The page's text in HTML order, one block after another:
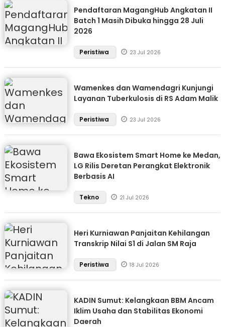
Pendaftaran MagangHub Angkatan II
Batch 1 Masih Dibuka hingga 28 Juli
2026
Peristiwa 23 Jul 2026
Wamenkes dan Wamendagri Kunjungi
Layanan Tuberkulosis di RS Adam Malik
Peristiwa 23 Jul 2026
Bawa Ekosistem Smart Home ke Medan,
LG Rilis Deretan Perangkat Elektronik
Berbasis AI
Tekno 21 Jul 2026
Heri Kurniawan Panjaitan Kehilangan
Transkrip Nilai S1 di Jalan SM Raja
Peristiwa 18 Jul 2026
KADIN Sumut: Kelangkaan BBM Ancam
Iklim Usaha dan Stabilitas Ekonomi
Daerah